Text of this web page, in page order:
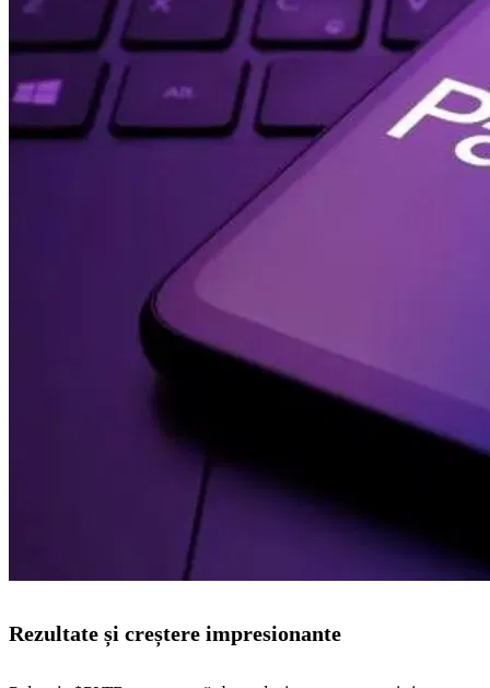
Rezultate și creștere impresionante